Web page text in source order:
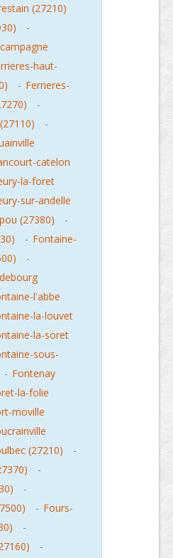
(27210)
-
haut-
- Ferrieres-
-
-
catelon
la-foret
sur-andelle
(27380)
-
- Fontaine-
-
l'abbe
la-louvet
la-soret
sous-
- Fontenay
la-folie
moville
(27210)
-
-
-
- Fours-
-
-